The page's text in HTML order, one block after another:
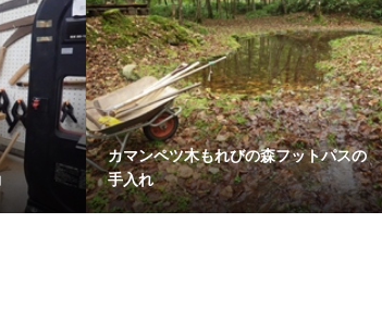
カマンペツ木もれびの森フットパスの
手入れ